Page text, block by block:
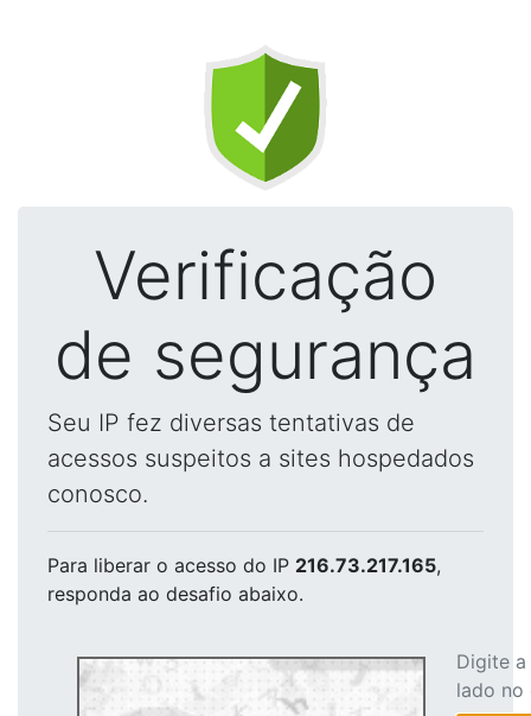
Verificação
de segurança
Seu IP fez diversas tentativas de
acessos suspeitos a sites hospedados
conosco.
Para liberar o acesso do IP 216.73.217.165,
responda ao desafio abaixo.
Digite
lado no